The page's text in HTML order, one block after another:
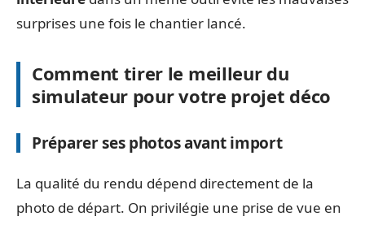
surprises une fois le chantier lancé.
Comment tirer le meilleur du
simulateur pour votre projet déco
Préparer ses photos avant import
La qualité du rendu dépend directement de la
photo de départ. On privilégie une prise de vue en